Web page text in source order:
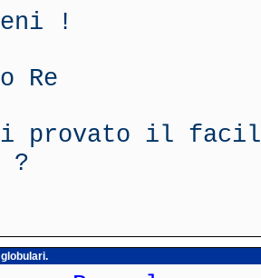
!
Re
provato il facile
?